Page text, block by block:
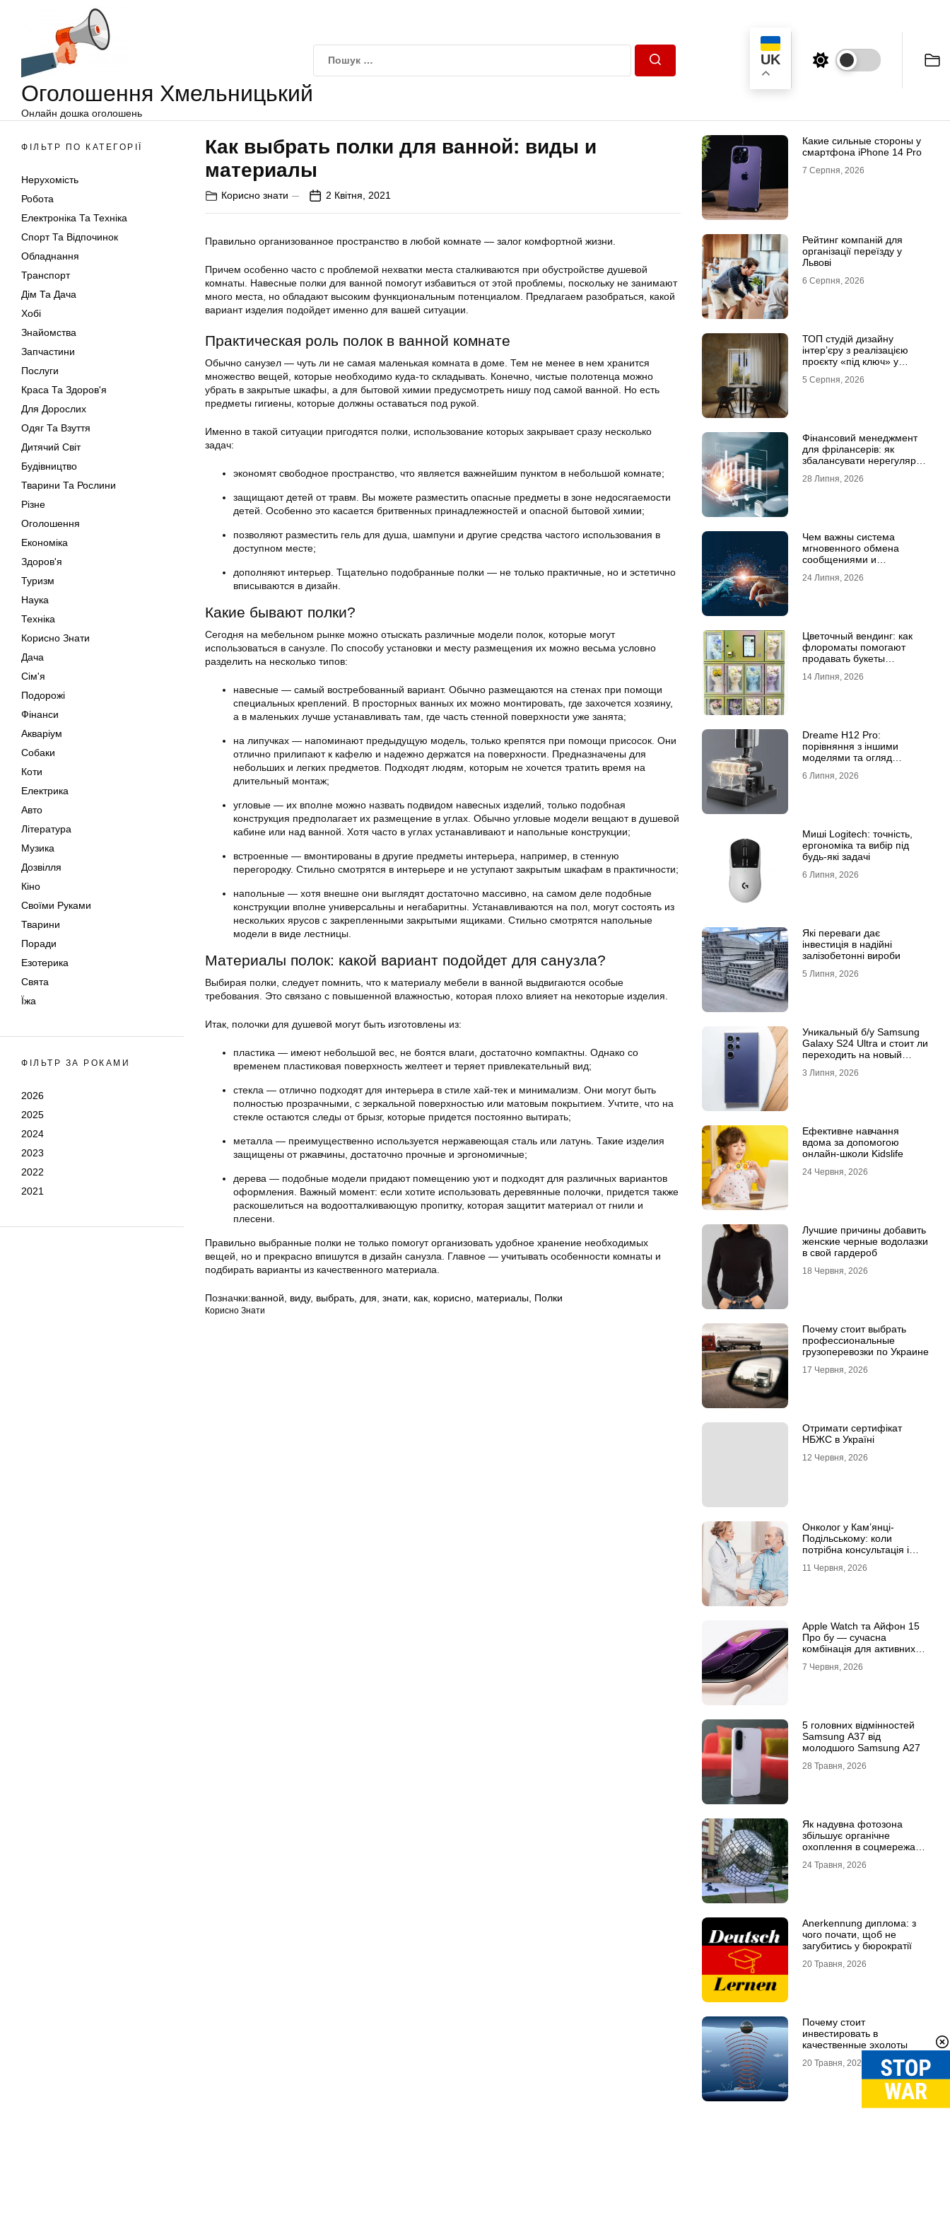
Оголошення Хмельницький
Онлайн дошка оголошень
UK
ФІЛЬТР ПО КАТЕГОРІЇ
Нерухомість
Робота
Електроніка Та Техніка
Спорт Та Відпочинок
Обладнання
Транспорт
Дім Та Дача
Хобі
Знайомства
Запчастини
Послуги
Краса Та Здоров'я
Для Дорослих
Одяг Та Взуття
Дитячий Світ
Будівництво
Тварини Та Рослини
Різне
Оголошення
Економіка
Здоров'я
Туризм
Наука
Техніка
Корисно Знати
Дача
Сім'я
Подорожі
Фінанси
Акваріум
Собаки
Коти
Електрика
Авто
Література
Музика
Дозвілля
Кіно
Своїми Руками
Тварини
Поради
Езотерика
Свята
Їжа
ФІЛЬТР ЗА РОКАМИ
2026
2025
2024
2023
2022
2021
Как выбрать полки для ванной: виды и
материалы
Корисно знати 2 Квітня, 2021
Правильно организованное пространство в любой комнате — залог комфортной жизни.
Причем особенно часто с проблемой нехватки места сталкиваются при обустройстве душевой
комнаты. Навесные полки для ванной помогут избавиться от этой проблемы, поскольку не занимают
много места, но обладают высоким функциональным потенциалом. Предлагаем разобраться, какой
вариант изделия подойдет именно для вашей ситуации.
Практическая роль полок в ванной комнате
Обычно санузел — чуть ли не самая маленькая комната в доме. Тем не менее в нем хранится
множество вещей, которые необходимо куда-то складывать. Конечно, чистые полотенца можно
убрать в закрытые шкафы, а для бытовой химии предусмотреть нишу под самой ванной. Но есть
предметы гигиены, которые должны оставаться под рукой.
Именно в такой ситуации пригодятся полки, использование которых закрывает сразу несколько
задач:
экономят свободное пространство, что является важнейшим пунктом в небольшой комнате;
защищают детей от травм. Вы можете разместить опасные предметы в зоне недосягаемости
детей. Особенно это касается бритвенных принадлежностей и опасной бытовой химии;
позволяют разместить гель для душа, шампуни и другие средства частого использования в
доступном месте;
дополняют интерьер. Тщательно подобранные полки — не только практичные, но и эстетично
вписываются в дизайн.
Какие бывают полки?
Сегодня на мебельном рынке можно отыскать различные модели полок, которые могут
использоваться в санузле. По способу установки и месту размещения их можно весьма условно
разделить на несколько типов:
навесные — самый востребованный вариант. Обычно размещаются на стенах при помощи
специальных креплений. В просторных ванных их можно монтировать, где захочется хозяину,
а в маленьких лучше устанавливать там, где часть стенной поверхности уже занята;
на липучках — напоминают предыдущую модель, только крепятся при помощи присосок. Они
отлично прилипают к кафелю и надежно держатся на поверхности. Предназначены для
небольших и легких предметов. Подходят людям, которым не хочется тратить время на
длительный монтаж;
угловые — их вполне можно назвать подвидом навесных изделий, только подобная
конструкция предполагает их размещение в углах. Обычно угловые модели вещают в душевой
кабине или над ванной. Хотя часто в углах устанавливают и напольные конструкции;
встроенные — вмонтированы в другие предметы интерьера, например, в стенную
перегородку. Стильно смотрятся в интерьере и не уступают закрытым шкафам в практичности;
напольные — хотя внешне они выглядят достаточно массивно, на самом деле подобные
конструкции вполне универсальны и негабаритны. Устанавливаются на пол, могут состоять из
нескольких ярусов с закрепленными закрытыми ящиками. Стильно смотрятся напольные
модели в виде лестницы.
Материалы полок: какой вариант подойдет для санузла?
Выбирая полки, следует помнить, что к материалу мебели в ванной выдвигаются особые
требования. Это связано с повышенной влажностью, которая плохо влияет на некоторые изделия.
Итак, полочки для душевой могут быть изготовлены из:
пластика — имеют небольшой вес, не боятся влаги, достаточно компактны. Однако со
временем пластиковая поверхность желтеет и теряет привлекательный вид;
стекла — отлично подходят для интерьера в стиле хай-тек и минимализм. Они могут быть
полностью прозрачными, с зеркальной поверхностью или матовым покрытием. Учтите, что на
стекле остаются следы от брызг, которые придется постоянно вытирать;
металла — преимущественно используется нержавеющая сталь или латунь. Такие изделия
защищены от ржавчины, достаточно прочные и эргономичные;
дерева — подобные модели придают помещению уют и подходят для различных вариантов
оформления. Важный момент: если хотите использовать деревянные полочки, придется также
раскошелиться на водоотталкивающую пропитку, которая защитит материал от гнили и
плесени.
Правильно выбранные полки не только помогут организовать удобное хранение необходимых
вещей, но и прекрасно впишутся в дизайн санузла. Главное — учитывать особенности комнаты и
подбирать варианты из качественного материала.
Позначки:ванной виду, выбрать для знати как корисно материалы Полки
Корисно Знати
Какие сильные стороны у
смартфона iPhone 14 Pro
7 Серпня, 2026
Рейтинг компаній для
організації переїзду у
Львові
6 Серпня, 2026
ТОП студій дизайну
інтер’єру з реалізацією
проєкту «під ключ» у
5 Серпня, 2026
Фінансовий менеджмент
для фрілансерів: як
збалансувати нерегулярні
28 Липня, 2026
Чем важны система
мгновенного обмена
сообщениями и
информации для бизнеса
24 Липня, 2026
Цветочный вендинг: как
флороматы помогают
продавать букеты
14 Липня, 2026
Dreame H12 Pro:
порівняння з іншими
моделями та огляд
6 Липня, 2026
Миші Logitech: точність,
ергономіка та вибір під
будь-які задачі
6 Липня, 2026
Які переваги дає
інвестиція в надійні
залізобетонні вироби
5 Липня, 2026
Уникальный б/у Samsung
Galaxy S24 Ultra и стоит ли
переходить на новый
3 Липня, 2026
Ефективне навчання
вдома за допомогою
онлайн-школи Kidslife
24 Червня, 2026
Лучшие причины добавить
женские черные водолазки
в свой гардероб
18 Червня, 2026
Почему стоит выбрать
профессиональные
грузоперевозки по Украине
17 Червня, 2026
Отримати сертифікат
НБЖС в Україні
12 Червня, 2026
Онколог у Кам’янці-
Подільському: коли
потрібна консультація і
обстеження?
11 Червня, 2026
Apple Watch та Айфон 15
Про бу — сучасна
комбінація для активних
7 Червня, 2026
5 головних відмінностей
Samsung A37 від
молодшого Samsung A27
28 Травня, 2026
Як надувна фотозона
збільшує органічне
охоплення в соцмережах:
контенту
24 Травня, 2026
Anerkennung диплома: з
чого почати, щоб не
загубитись у бюрократії
20 Травня, 2026
Почему стоит
инвестировать в
качественные эхолоты
20 Травня, 2026